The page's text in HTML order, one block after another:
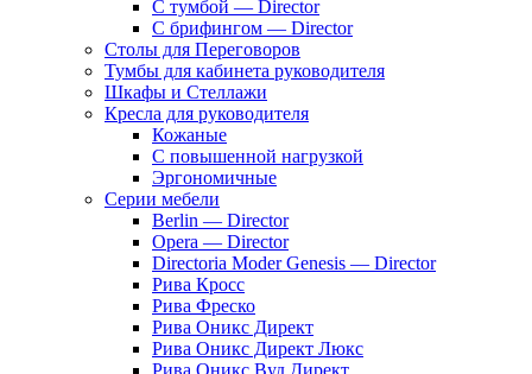
С тумбой — Director
C брифингом — Director
Столы для Переговоров
Тумбы для кабинета руководителя
Шкафы и Стеллажи
Кресла для руководителя
Кожаные
С повышенной нагрузкой
Эргономичные
Серии мебели
Berlin — Director
Opera — Director
Directoria Moder Genesis — Director
Рива Кросс
Рива Фреско
Рива Оникс Директ
Рива Оникс Директ Люкс
Рива Оникс Вуд Директ